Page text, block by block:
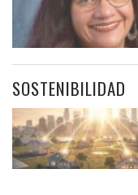
SOSTENIBILIDAD